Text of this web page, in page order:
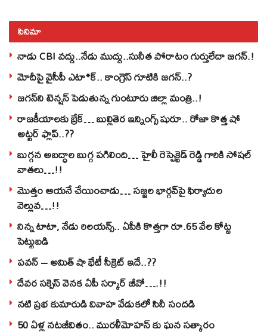
సినిమా
నాడు CBI వద్దు..నేడు ముద్దు..సునీత పోరాటం గుర్తులేదా జగన్.!
మోదీపై వైసీపీ ఎటా*క్.. కాంగ్రెస్ గూటికి జగన్..?
జగన్‌ని టెన్షన్‌ పెడుతున్న గుంటూరు జిల్లా మంత్రి..!
రాజకీయాలకు బ్రేక్… బుల్లితెర ఇన్నింగ్స్ షురూ.. రోజా కొత్త షో
అట్టర్ ఫ్లాప్..??
బుగ్గన అబద్ధాల బుగ్గ పగిలింది… హైలీ రెస్పెక్టెడ్‌ రెడ్డి గారికి సోషల్‌
వాతలు…!!
మొత్తం ఆయనే చేయించాడు… సజ్జల భార్గవ్‌పై ఫిర్యాదుల
వెల్లువ…!!
నిన్న టాటా, నేడు రిలయన్స్.. ఏపీకి కొత్తగా రూ.65 వేల కోట్ట
పెట్టుబడి
పవన్‌ – అమిత్‌ షా భేటీ సీక్రెట్‌ ఇదే..??
దేవర సక్సెస్‌ వెనక ఏపీ సర్కార్‌ జీవో….!!
నటి ప్రభ కుమారుడి వివాహ వేడుకలో సినీ సందడి
50 ఏళ్ల నటజీవితం.. మురళీమోహన్ కు ఘన సత్కారం